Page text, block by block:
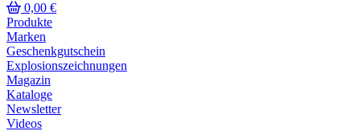
0,00 €
Produkte
Marken
Geschenkgutschein
Explosionszeichnungen
Magazin
Kataloge
Newsletter
Videos